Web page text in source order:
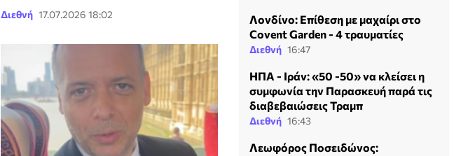
Διεθνή 17.07.2026 18:02
Λονδίνο: Επίθεση με μαχαίρι στο
Covent Garden - 4 τραυματίες
Διεθνή 16:47
ΗΠΑ - Ιράν: «50 -50» να κλείσει η
συμφωνία την Παρασκευή παρά τις
διαβεβαιώσεις Τραμπ
Διεθνή 16:43
Λεωφόρος Ποσειδώνος: